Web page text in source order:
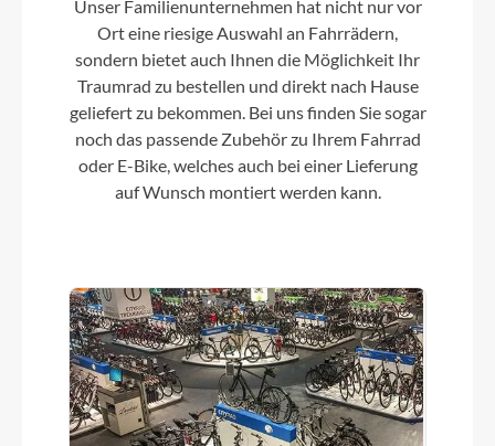
Gewicht
29"
Shimano Deore SL-M6100-IR, Direct Attach,
Rapidfire-Plus
Bremshebel
Shimano XT
Unser Familienunternehmen hat nicht nur vor
Ort eine riesige Auswahl an Fahrrädern,
sondern bietet auch Ihnen die Möglichkeit Ihr
Traumrad zu bestellen und direkt nach Hause
geliefert zu bekommen. Bei uns finden Sie sogar
noch das passende Zubehör zu Ihrem Fahrrad
oder E-Bike, welches auch bei einer Lieferung
auf Wunsch montiert werden kann.